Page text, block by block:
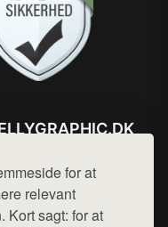
for at
relevant
Kort sagt: for at
hej@want.dk